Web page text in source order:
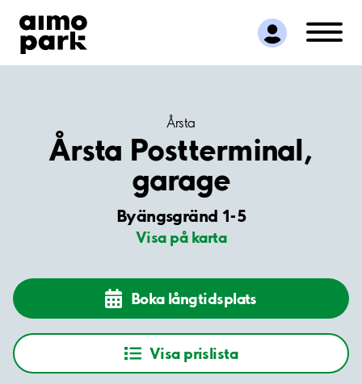
Hitta parkering
Samarbete
Kundservice
Årsta
Årsta Postterminal,
garage
Byängsgränd 1-5
Visa på karta
Boka långtidsplats
Visa prislista